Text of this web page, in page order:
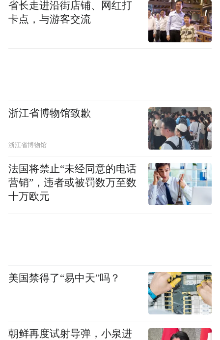
省长走进沿街店铺、网红打
卡点，与游客交流
浙江省博物馆致歉
浙江省博物馆
法国将禁止“未经同意的电话
营销”，违者或被罚数万至数
十万欧元
美国禁得了“易中天”吗？
朝鲜再度试射导弹，小泉进